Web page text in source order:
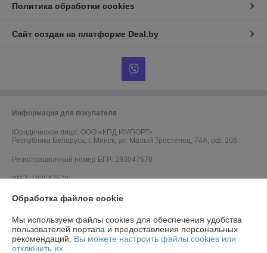
Политика обработки cookies
Сайт создан на платформе Deal.by
Информация для покупателя
Юридическое лицо: ООО «КПД ИМПОРТ»
Республика Беларусь, г. Минск, ул. Малый Тростенец, 74А, оф. 206
Регистрационный номер ЕГР: 193047570
УНП: 193047570
Регистрационный орган: Минский горисполком
Дата регистрации компании: 12.03.2018
Ссылка на свидетельство/лицензию
Обработка файлов cookie
Мы используем файлы cookies для обеспечения удобства
пользователей портала и предоставления персональных
рекомендаций. Вы можете настроить файлы cookies или
отключить их.